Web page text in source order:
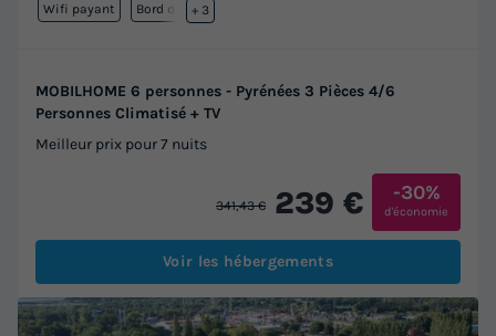
Wifi payant Bord de mer
+ 3
MOBILHOME 6 personnes - Pyrénées 3 Pièces 4/6
Personnes Climatisé + TV
Meilleur prix pour 7 nuits
341,43 € 239 € -30%
d'économie
Voir les hébergements